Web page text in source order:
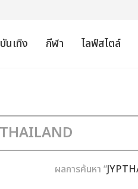
บันเทิง กีฬา ไลฟ์สไตล์
ผลการค้นหา “